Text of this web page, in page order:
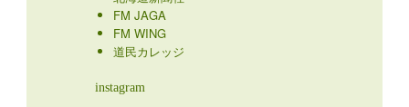
FM JAGA
FM WING
道民カレッジ
instagram